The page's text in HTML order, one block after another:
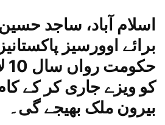
اسلام آباد، ساجد
برائے اوورسیز
کو ویزے جاری کر کے
بیرون ملک بھیجے گی۔